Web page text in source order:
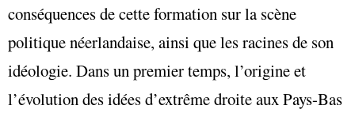
conséquences de cette formation sur la scène
politique néerlandaise, ainsi que les racines de son
idéologie. Dans un premier temps, l’origine et
l’évolution des idées d’extrême droite aux Pays-Bas